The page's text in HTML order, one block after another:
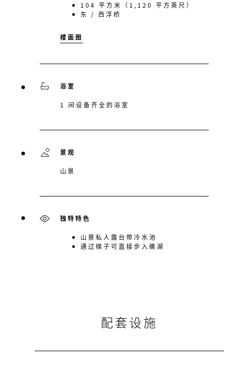
104 平方米（1,120 平方英尺）
东 / 西浮桥
楼面图
浴室
1 间设备齐全的浴室
景观
山景
独特特色
山景私人露台带冷水池
通过梯子可直接步入礁湖
配套设施